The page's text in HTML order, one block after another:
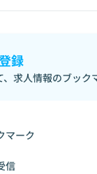
録
求人情報のブック
マーク
信